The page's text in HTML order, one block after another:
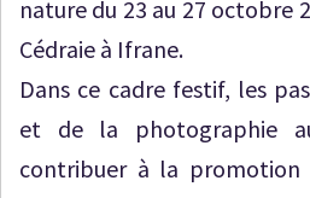
nature du 23 au 27 octobre
Cédraie à Ifrane.
Dans ce cadre festif, les
et de la photographie
contribuer à la